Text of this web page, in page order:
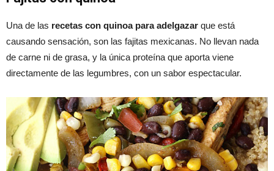
Una de las recetas con quinoa para adelgazar que está
causando sensación, son las fajitas mexicanas. No llevan nada
de carne ni de grasa, y la única proteína que aporta viene
directamente de las legumbres, con un sabor espectacular.